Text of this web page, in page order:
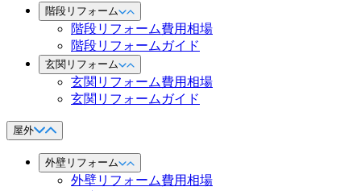
階段リフォーム
階段リフォーム費用相場
階段リフォームガイド
玄関リフォーム
玄関リフォーム費用相場
玄関リフォームガイド
屋外
外壁リフォーム
外壁リフォーム費用相場